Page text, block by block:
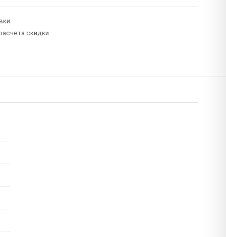
скидки